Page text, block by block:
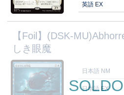
英語 EX
【Foil】(DSK-
しき眼魔
日本語 NM
日本語 EX